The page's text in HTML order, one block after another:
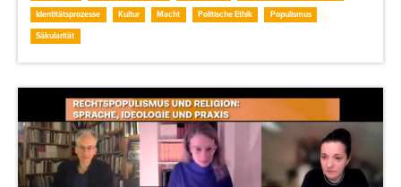
Identitätsprozesse
Kultur Macht Politische Ethik
Populismus
Säkularität